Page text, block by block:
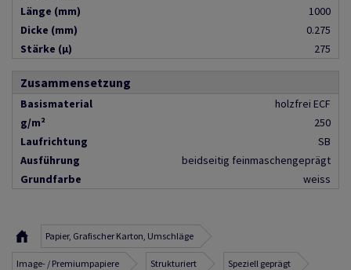
Länge (mm)
1000
Dicke (mm)
0.275
Stärke (µ)
275
Zusammensetzung
Basismaterial
holzfrei ECF
g/m²
250
Laufrichtung
SB
Ausführung
beidseitig feinmaschengeprägt
Grundfarbe
weiss
Papier, Grafischer Karton, Umschläge
Image- / Premiumpapiere Strukturiert Speziell geprägt